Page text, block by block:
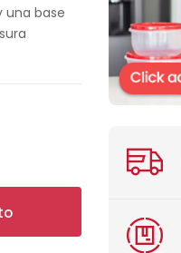
una base